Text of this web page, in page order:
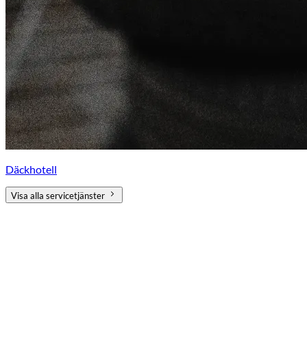
Däckhotell
Visa alla servicetjänster